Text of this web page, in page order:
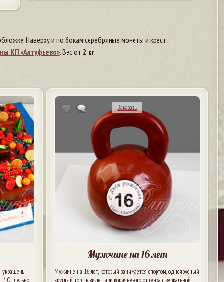
Наверху и по бокам серебряные монеты и крест.
КП «Алтуфьево». Вес от 2 кг.
украшены
Отдельно
Заказать
Мужчине на 16 лет
Мужчине на 16 лет, который занимается спортом, одноярусный
круглый торт в виде гири коричневого оттенка с зеркальной